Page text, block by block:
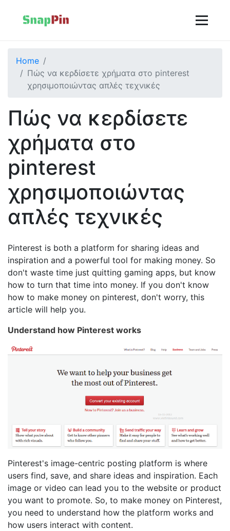
Home
Πώς να κερδίσετε χρήματα στο pinterest
χρησιμοποιώντας απλές τεχνικές
Πώς να κερδίσετε
χρήματα στο
pinterest
χρησιμοποιώντας
απλές τεχνικές
Pinterest is both a platform for sharing ideas and
inspiration and a powerful tool for making money. So
don't waste time just quitting gaming apps, but know
how to turn that time into money. If you don't know
how to make money on pinterest, don't worry, this
article will help you.
Understand how Pinterest works
Pinterest's image-centric posting platform is where
users find, save, and share ideas and inspiration. Each
image or video can lead you to the website or product
you want to promote. So, to make money on Pinterest,
you need to understand how the platform works and
how users interact with content.